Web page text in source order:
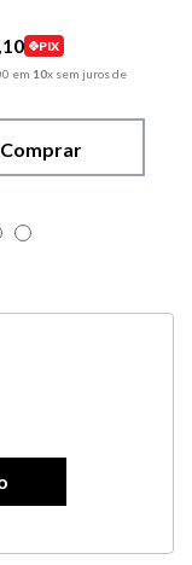
10
PIX
em 10x sem juros de
Comprar